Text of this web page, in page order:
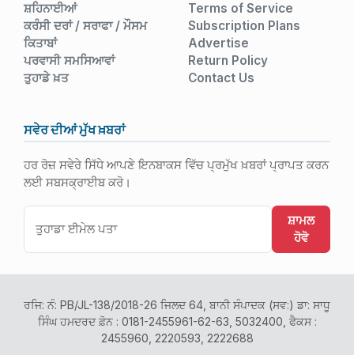
ਸ਼ਹਿਨਾਈਆਂ
ਕਰੰਸੀ ਦਰਾਂ / ਸਰਾਫਾ / ਮੌਸਮ
ਕਿਤਾਬਾਂ
ਪਰਵਾਸੀ ਸਮਸਿਆਵਾਂ
ਤੁਹਾਡੇ ਖ਼ਤ
Terms of Service
Subscription Plans
Advertise
Return Policy
Contact Us
ਸਵੇਰ ਦੀਆਂ ਮੁੱਖ ਖ਼ਬਰਾਂ
ਹਰ ਰੋਜ਼ ਸਵੇਰੇ ਸਿੱਧੇ ਆਪਣੇ ਇਨਬਾਕਸ ਵਿੱਚ ਪ੍ਰਮੁੱਖ ਖ਼ਬਰਾਂ ਪ੍ਰਾਪਤ ਕਰਨ
ਲਈ ਸਬਸਕ੍ਰਾਈਬ ਕਰੋ।
ਸ਼ਾਮਲ
ਹੋਵੋ
ਰਜਿ: ਨੰ: PB/JL-138/2018-26 ਜਿਲਦ 64, ਬਾਨੀ ਸੰਪਾਦਕ (ਸਵ:) ਡਾ: ਸਾਧੂ
ਸਿੰਘ ਹਮਦਰਦ ਫ਼ੋਨ : 0181-2455961-62-63, 5032400, ਫੈਕਸ :
2455960, 2220593, 2222688